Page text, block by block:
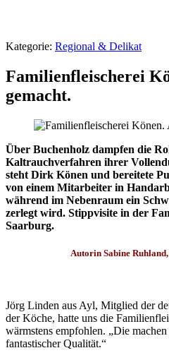
Kategorie: Regional & Delikat
Familienfleischerei
gemacht.
Über Buchenholz dampfen die
Kaltrauchverfahren ihrer
steht Dirk Könen und bereitete
von einem Mitarbeiter in
während im Nebenraum ein
zerlegt wird. Stippvisite in der
Saarburg.
Autorin Sabine
Jörg Linden aus Ayl, Mitglied der
der Köche, hatte uns die
wärmstens empfohlen. „Die
fantastischer Qualität.“